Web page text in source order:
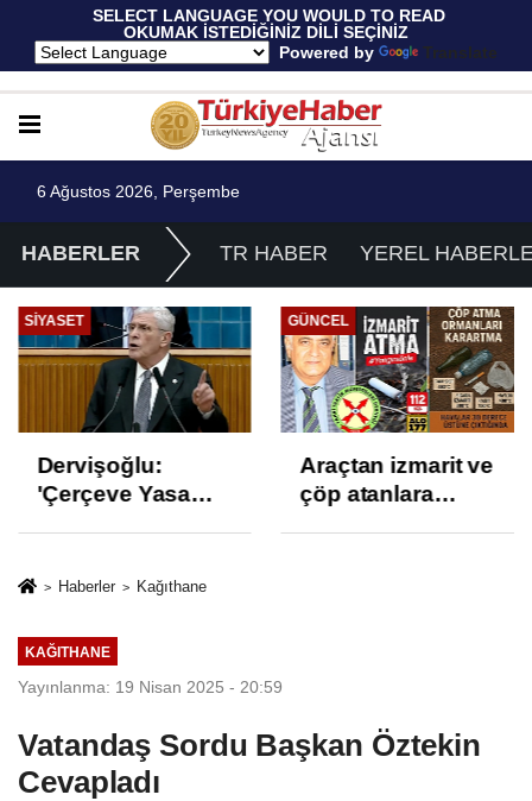
SELECT LANGUAGE YOU WOULD TO READ
OKUMAK İSTEDİĞİNİZ DİLİ SEÇİNİZ
Powered by
Translate
6 Ağustos 2026, Perşembe
HABERLER TR HABER YEREL
SIYASET
Dervişoğlu:
'Çerçeve Yasa
ve İhanet
GÜNCEL
Araçtan izmarit ve
çöp atanlara
Haberler Kağıthane
KAĞITHANE
Yayınlanma: 19 Nisan 2025 - 20:59
Vatandaş Sordu Başkan Öztekin
Cevapladı